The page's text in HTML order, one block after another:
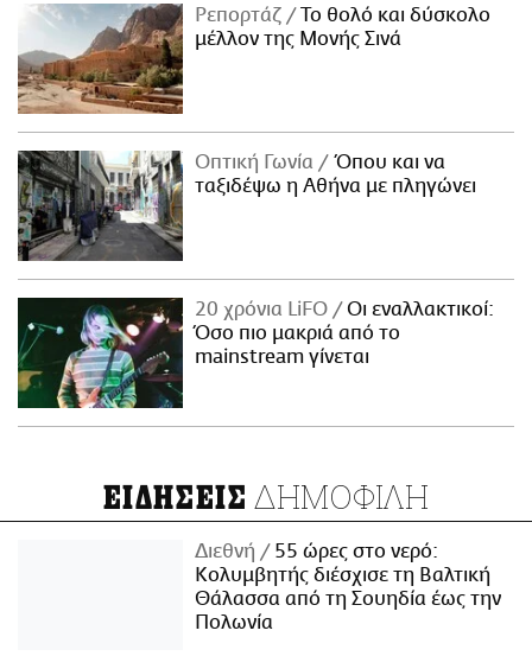
Ρεπορτάζ
Το θολό και δύσκολο
μέλλον της Μονής Σινά
Οπτική Γωνία
Όπου και να
ταξιδέψω η Αθήνα με πληγώνει
20 χρόνια LiFO
Οι εναλλακτικοί:
Όσο πιο μακριά από το
mainstream γίνεται
ΕΙΔΗΣΕΙΣ ΔΗΜΟΦΙΛΗ
Διεθνή
55 ώρες στο νερό:
Κολυμβητής διέσχισε τη Βαλτική
Θάλασσα από τη Σουηδία έως την
Πολωνία